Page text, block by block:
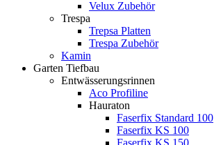
Velux Zubehör
Trespa
Trepsa Platten
Trespa Zubehör
Kamin
Garten Tiefbau
Entwässerungsrinnen
Aco Profiline
Hauraton
Faserfix Standard 100
Faserfix KS 100
Faserfix KS 150